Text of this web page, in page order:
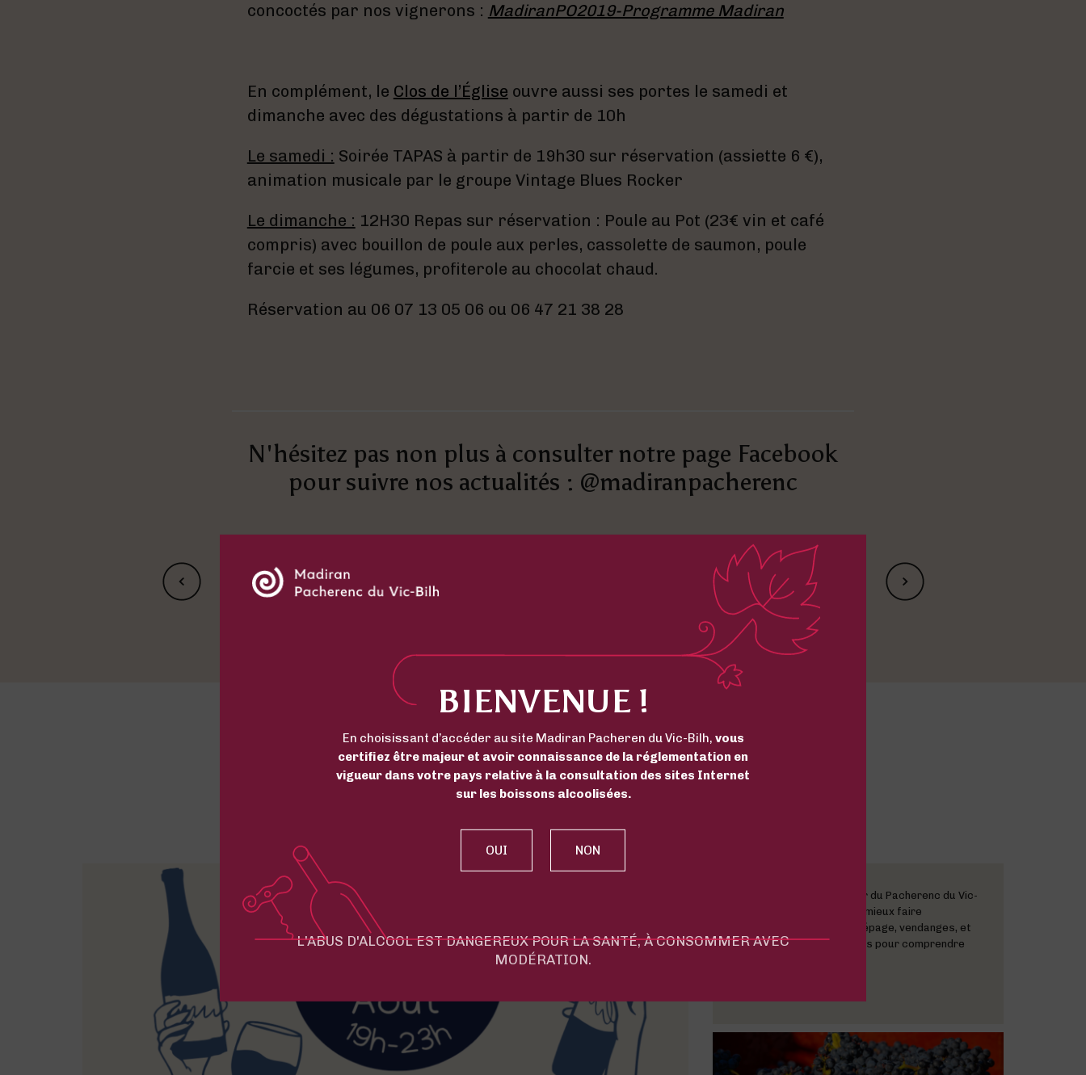
concoctés par nos vignerons : MadiranPO2019-Programme Madiran
En complément, le Clos de l’Église ouvre aussi ses portes le samedi et
dimanche avec des dégustations à partir de 10h
Le samedi : Soirée TAPAS à partir de 19h30 sur réservation (assiette 6 €),
animation musicale par le groupe Vintage Blues Rocker
Le dimanche : 12H30 Repas sur réservation : Poule au Pot (23€ vin et café
compris) avec bouillon de poule aux perles, cassolette de saumon, poule
farcie et ses légumes, profiterole au chocolat chaud.
Réservation au 06 07 13 05 06 ou 06 47 21 38 28
N'hésitez pas non plus à consulter notre page Facebook
pour suivre nos actualités : @madiranpacherenc
Article précédent Article suivant
ARTICLES LES PLUS LUS
Vous avez entendu parler du Pacherenc du Vic-
Bilh ? C’est le moment de mieux faire
connaissance ! Terroir, cépage, vendanges, et
dégustation : voici les clés pour comprendre
BIENVENUE !
En choisissant d’accéder au site Madiran Pacheren du Vic-Bilh, vous
certifiez être majeur et avoir connaissance de la réglementation en
vigueur dans votre pays relative à la consultation des sites Internet
sur les boissons alcoolisées.
L'ABUS D'ALCOOL EST DANGEREUX POUR LA SANTÉ, À CONSOMMER AVEC
MODÉRATION.